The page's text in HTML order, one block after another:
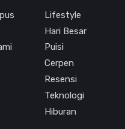
Lifestyle
Hari Besar
Puisi
Cerpen
Resensi
Teknologi
Hiburan